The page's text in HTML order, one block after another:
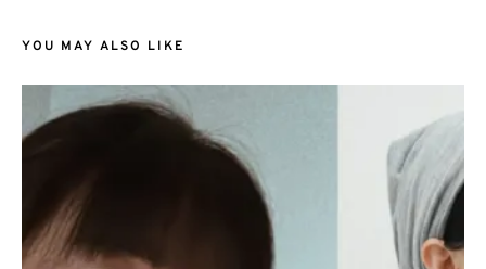
YOU MAY ALSO LIKE